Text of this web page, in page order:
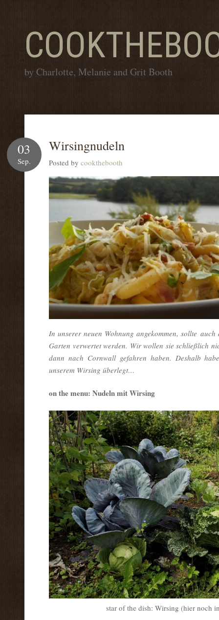
by Charlotte, Melanie and Grit Booth
Wirsingnudeln
Posted by cookthebooth
03
Sep.
In unserer neuen Wohnung angekommen, sollte
Garten verwertet werden. Wir wollen sie schließlich
dann nach Cornwall gefahren haben. Deshalb
unserem Wirsing überlegt…
on the menu: Nudeln mit Wirsing
star of the dish: Wirsing (hier noch